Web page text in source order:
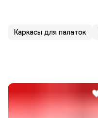
Каркасы для палаток